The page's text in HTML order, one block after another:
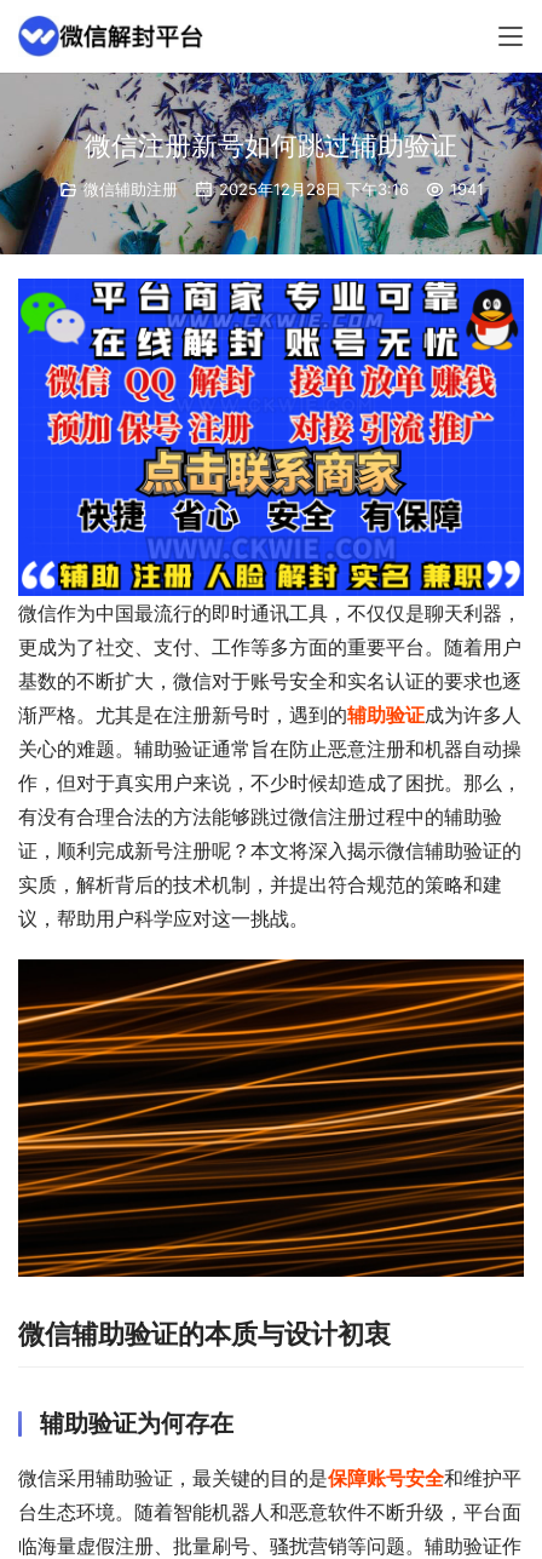
微信注册新号如何跳过辅助验证
微信辅助注册 2025年12月28日 下午3:16 1941
微信作为中国最流行的即时通讯工具，不仅仅是聊天利器，
更成为了社交、支付、工作等多方面的重要平台。随着用户
基数的不断扩大，微信对于账号安全和实名认证的要求也逐
渐严格。尤其是在注册新号时，遇到的辅助验证成为许多人
关心的难题。辅助验证通常旨在防止恶意注册和机器自动操
作，但对于真实用户来说，不少时候却造成了困扰。那么，
有没有合理合法的方法能够跳过微信注册过程中的辅助验
证，顺利完成新号注册呢？本文将深入揭示微信辅助验证的
实质，解析背后的技术机制，并提出符合规范的策略和建
议，帮助用户科学应对这一挑战。
微信辅助验证的本质与设计初衷
辅助验证为何存在
微信采用辅助验证，最关键的目的是保障账号安全和维护平
台生态环境。随着智能机器人和恶意软件不断升级，平台面
临海量虚假注册、批量刷号、骚扰营销等问题。辅助验证作